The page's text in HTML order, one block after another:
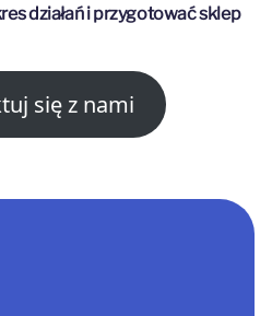
działań i przygotować sklep
się z nami